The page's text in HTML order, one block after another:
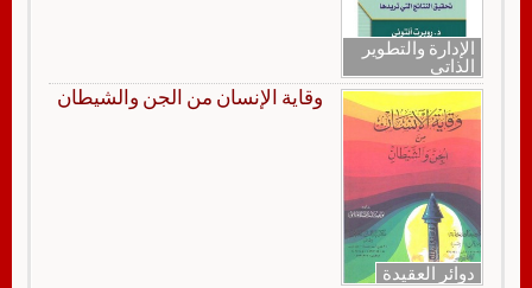
الإدارة والتطوير
الذاتي
دوائر العقيدة
وقاية الإنسان من الجن والشيطان